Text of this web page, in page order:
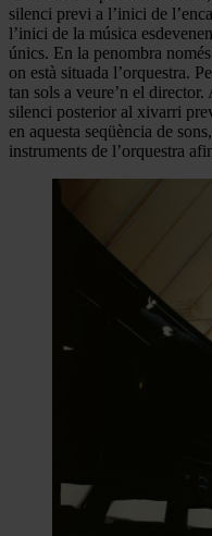
silenci previ a l’inici de
l’inici de la música
únics. En la penombra
on està situada l’orquestra.
tan sols a veure’n el
silenci posterior al xivarri
en aquesta seqüència de
instruments de l’orquestra